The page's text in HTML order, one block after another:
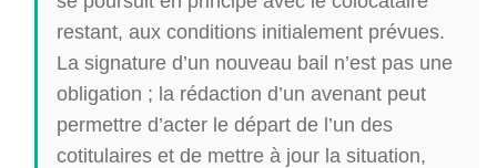
restant, aux conditions initialement prévues.
La signature d’un nouveau bail n’est pas une
obligation ; la rédaction d’un avenant peut
permettre d’acter le départ de l’un des
cotitulaires et de mettre à jour la situation,